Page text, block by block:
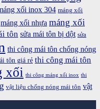
xối inox 304 máng xối
máng xối nhựa máng xối
tôn sửa mái tôn bị dột sửa
thi công mái tôn chống nóng
tôn giá rẻ thi công mái tôn
xối thi công máng xối inox thi
vật liệu chống nóng mái tôn vật